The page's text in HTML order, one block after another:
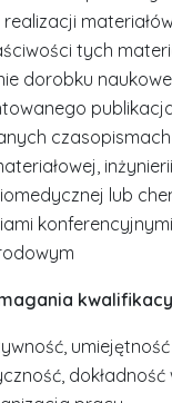
tych
dorobku
lub
dokładność